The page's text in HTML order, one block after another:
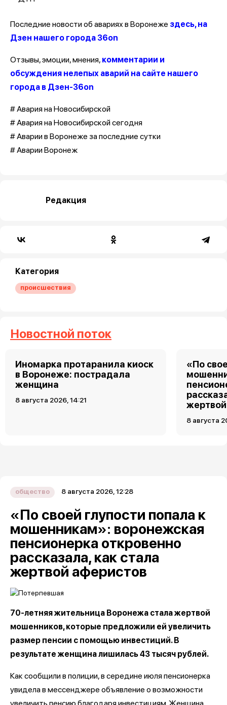
Последние новости об авариях в Воронеже здесь, на
Дзен нашего города 36on
Отзывы, эмоции, мнения, комментарии и
обсуждения нелепых аварий на сайте нашего
города в Дзен-36on
# Авария на Новосибирской
# Авария на Новосибирской сегодня
# Аварии в Воронеже за последние сутки
# Аварии Воронеж
Редакция
Категория
происшествия
Новостной поток
Иномарка протаранила киоск
в Воронеже: пострадала
женщина
8 августа 2026, 14:21
«По
8 августа
общество 8 августа 2026, 12:28
«По своей глупости попала к
мошенникам»: воронежская
пенсионерка откровенно
рассказала, как стала
жертвой аферистов
70-летняя жительница Воронежа стала жертвой
мошенников, которые предложили ей увеличить
размер пенсии с помощью инвестиций. В
результате женщина лишилась 43 тысяч рублей.
Как сообщили в полиции, в середине июля пенсионерка
увидела в мессенджере объявление о возможности